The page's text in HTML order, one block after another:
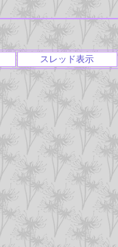
スレッド表示